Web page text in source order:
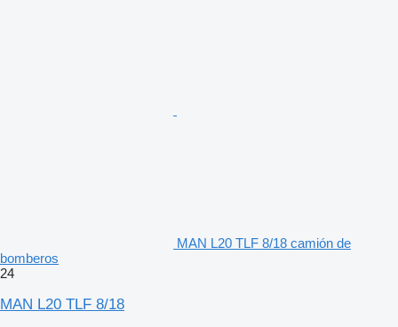
MAN L20 TLF 8/18 camión de
bomberos
24
MAN L20 TLF 8/18